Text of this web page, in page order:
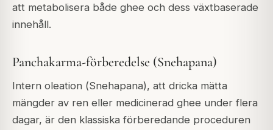
att metabolisera både ghee och dess växtbaserade
innehåll.
Panchakarma-förberedelse (Snehapana)
Intern oleation (Snehapana), att dricka mätta
mängder av ren eller medicinerad ghee under flera
dagar, är den klassiska förberedande proceduren